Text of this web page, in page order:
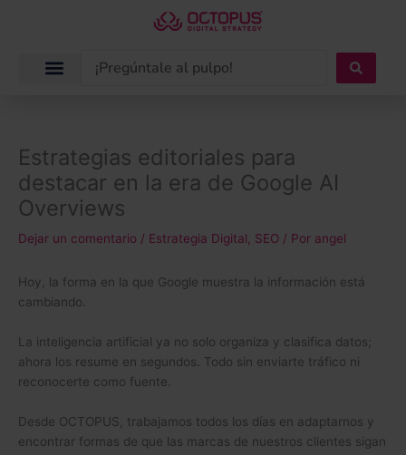
Search
Estrategias editoriales para
destacar en la era de Google AI
Overviews
Dejar un comentario / Estrategia Digital SEO / Por angel
Hoy, la forma en la que Google muestra la información está
cambiando.
La inteligencia artificial ya no solo organiza y clasifica datos;
ahora los resume en segundos. Todo sin enviarte tráfico ni
reconocerte como fuente.
Desde OCTOPUS, trabajamos todos los días en adaptarnos y
encontrar formas de que las marcas de nuestros clientes sigan